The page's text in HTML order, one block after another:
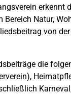
Bereich Natur,
von
die